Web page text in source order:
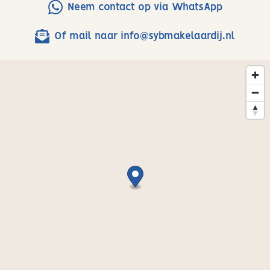
volledig nieuw is aangelegd, beide met inloopdouche
en modern sanitair.
– Zonnige tuin op het noordoosten met houten
berging, achterom en directe toegang tot een rustig
– Alles is met zorg afgewerkt: glad gestuukte wanden,
Uitgeest is een karakteristiek dorp met een warme,
sociale gemeenschap, omringd door natuur, water en
Neem contact op via WhatsApp
Of mail naar info@sybmakelaardij.nl